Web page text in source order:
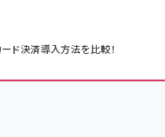
ド決済導入方法を比較！